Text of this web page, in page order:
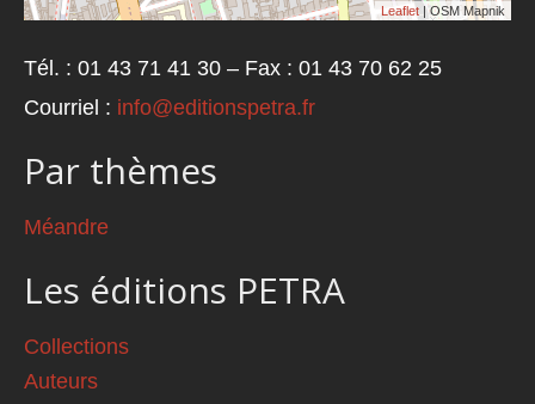
Leaflet | OSM Mapnik
Tél. : 01 43 71 41 30 – Fax : 01 43 70 62 25
Courriel : info@editionspetra.fr
Par thèmes
Méandre
Les éditions PETRA
Collections
Auteurs